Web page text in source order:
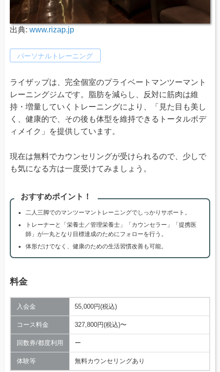
出典: www.rizap.jp
パーソナルトレーニング
ライザップは、完全個室のプライベートマンツーマント
レーニングジムです。脂肪を減らし、反対に筋肉は維
持・増量していくトレーニングにより、「見た目も美し
く、健康的で、その後も体型を維持できるトータルボデ
ィメイク」を提供しています。
現在は無料でカウンセリングが受けられるので、少しで
も気になる方は一度受けてみましょう。
おすすめポイント！
二人三脚でのマンツーマントレーニングでしっかりサポート。
トレーナーと「栄養士／管理栄養士」「カウンセラー」「提携医
師」が一丸となり目標達成のためにフォローを行う。
体形だけでなく、健康のための生活習慣改善も可能。
料金
入会金 55,000円(税込)
コース料金 327,800円(税込)〜
回数券/都度利用 ー
体験等 無料カウンセリングあり